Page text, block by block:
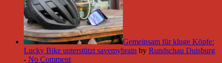
Gemeinsam für kluge Köpfe:
Lucky Bike unterstützt savemybrain by Rundschau Duisburg
- No Comment